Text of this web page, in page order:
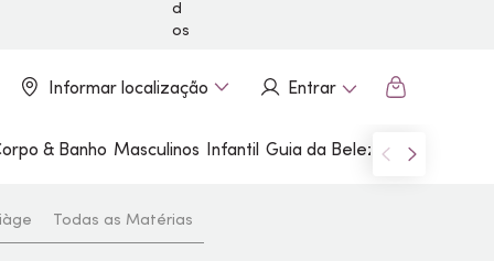
Informar localização Entrar
& Banho Masculinos Infantil Guia da Beleza Marcas
Todas as Matérias